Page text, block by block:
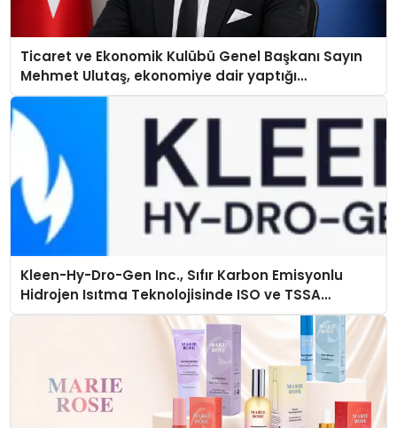
Ticaret ve Ekonomik Kulübü Genel Başkanı Sayın
Mehmet Ulutaş, ekonomiye dair yaptığı
açıklamada şunları kaydetti:
Kleen-Hy-Dro-Gen Inc., Sıfır Karbon Emisyonlu
Hidrojen Isıtma Teknolojisinde ISO ve TSSA
Düzenleyici Onaylarını Aldı